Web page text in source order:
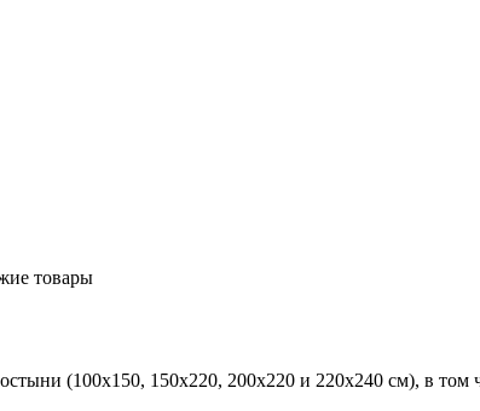
товары
(100х150, 150х220, 200х220 и 220х240 см), в том